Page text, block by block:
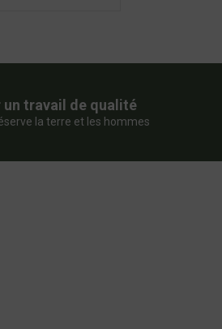
un travail de qualité
la terre et les hommes